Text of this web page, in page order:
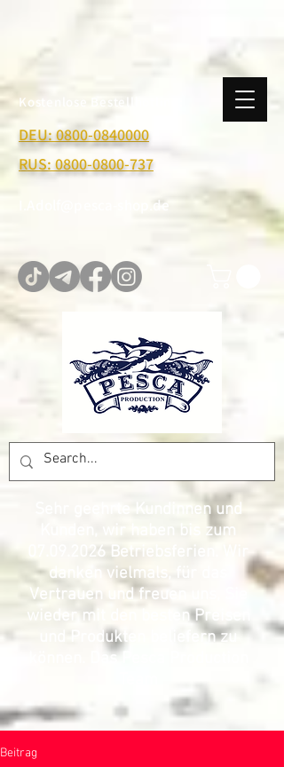
Kostenlose Bestellhotline:
DEU: 0800-0840000
RUS: 0800-0800-737
I.Adolf@pesca-shop.de
Sehr geehrte Kundinnen und
Kunden, wir haben bis zum
07.09.2026 Betriebsferien. Wir
danken vielmals, für das
Vertrauen und freuen uns, Sie
wieder mit den besten Preisen
und Produkten beliefern zu
können. Das Pesca Production
Beitrag